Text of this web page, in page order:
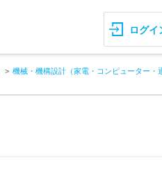
ログイ
機械・機構設計（家電・コンピューター・